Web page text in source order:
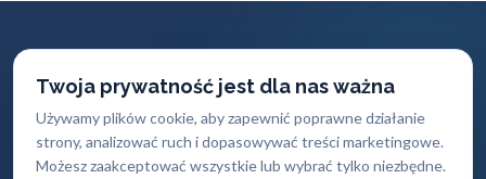
Twoja prywatność jest dla nas ważna
Używamy plików cookie, aby zapewnić poprawne działanie
strony, analizować ruch i dopasowywać treści marketingowe.
Możesz zaakceptować wszystkie lub wybrać tylko niezbędne.
Szybki dojazd
30 lat